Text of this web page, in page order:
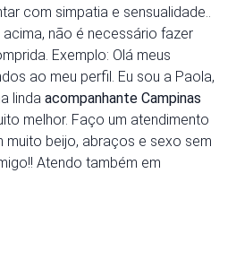
com simpatia e sensualidade..
não é necessário fazer
Exemplo: Olá meus
ao meu perfil. Eu sou a Paola,
linda acompanhante Campinas
melhor. Faço um atendimento
muito beijo, abraços e sexo sem
Atendo também em